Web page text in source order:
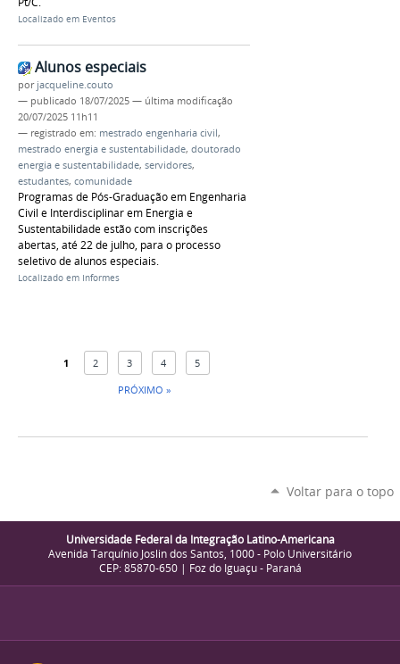
Localizado em Eventos
Alunos especiais
por jacqueline.couto
— publicado 18/07/2025 — última modificação
20/07/2025 11h11
— registrado em: mestrado engenharia civil,
mestrado energia e sustentabilidade, doutorado
energia e sustentabilidade, servidores,
estudantes, comunidade
Programas de Pós-Graduação em Engenharia
Civil e Interdisciplinar em Energia e
Sustentabilidade estão com inscrições
abertas, até 22 de julho, para o processo
seletivo de alunos especiais.
Localizado em Informes
1 2 3 4
5
PRÓXIMO »
Voltar para o topo
Universidade Federal da Integração Latino-Americana
Avenida Tarquínio Joslin dos Santos, 1000 - Polo Universitário
CEP: 85870-650 | Foz do Iguaçu - Paraná